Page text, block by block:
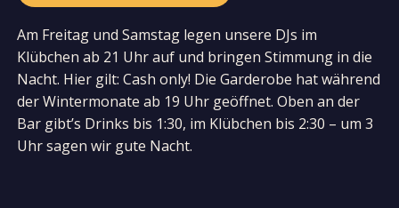
Am Freitag und Samstag legen unsere DJs im
Klübchen ab 21 Uhr auf und bringen Stimmung in die
Nacht. Hier gilt: Cash only! Die Garderobe hat während
der Wintermonate ab 19 Uhr geöffnet. Oben an der
Bar gibt’s Drinks bis 1:30, im Klübchen bis 2:30 – um 3
Uhr sagen wir gute Nacht.